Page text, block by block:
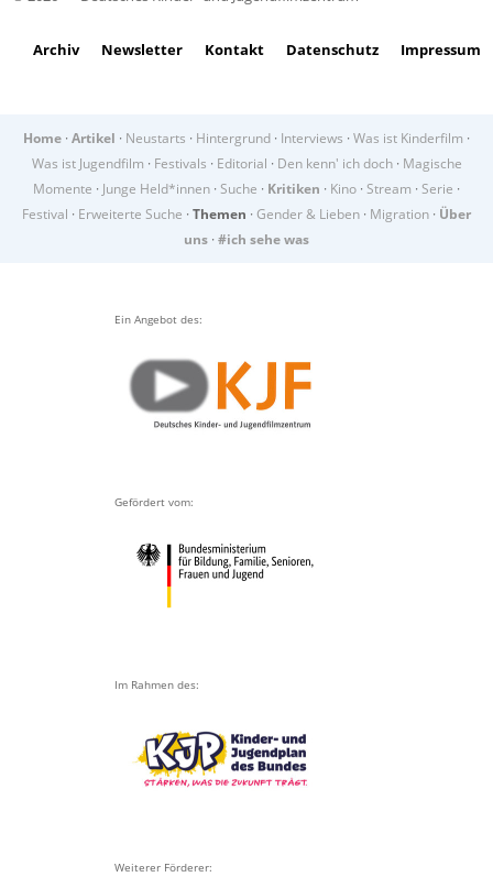
Archiv Newsletter Kontakt Datenschutz Impressum
Home · Artikel · Neustarts · Hintergrund · Interviews · Was ist Kinderfilm ·
Was ist Jugendfilm · Festivals · Editorial · Den kenn' ich doch· Magische
Momente · Junge Held*innen · Suche · Kritiken · Kino · Stream · Serie ·
Festival · Erweiterte Suche · Themen · Gender & Lieben · Migration · Über
uns · #ich sehe was
Ein Angebot des:
Gefördert vom:
Im Rahmen des:
Weiterer Förderer: